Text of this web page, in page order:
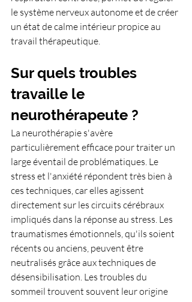
le système nerveux autonome et de créer
un état de calme intérieur propice au
travail thérapeutique.
Sur quels troubles
travaille le
neurothérapeute ?
La neurothérapie s'avère
particulièrement efficace pour traiter un
large éventail de problématiques. Le
stress et l'anxiété répondent très bien à
ces techniques, car elles agissent
directement sur les circuits cérébraux
impliqués dans la réponse au stress. Les
traumatismes émotionnels, qu'ils soient
récents ou anciens, peuvent être
neutralisés grâce aux techniques de
désensibilisation. Les troubles du
sommeil trouvent souvent leur origine